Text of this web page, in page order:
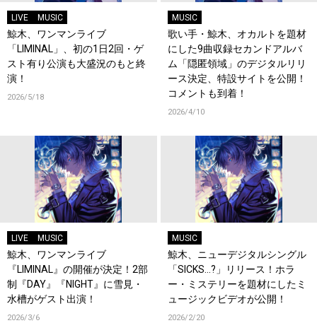
LIVE MUSIC
鯨木、ワンマンライブ
「LIMINAL」、初の1日2回・ゲ
スト有り公演も大盛況のもと終
演！
2026/5/18
MUSIC
歌い手・鯨木、オカルトを題材
にした9曲収録セカンドアルバ
ム「隠匿領域」のデジタルリリ
ース決定、特設サイトを公開！
コメントも到着！
2026/4/10
LIVE MUSIC
鯨木、ワンマンライブ
『LIMINAL』の開催が決定！2部
制『DAY』『NIGHT』に雪見・
水槽がゲスト出演！
2026/3/6
MUSIC
鯨木、ニューデジタルシングル
「SICKS…?」リリース！ホラ
ー・ミステリーを題材にしたミ
ュージックビデオが公開！
2026/2/20